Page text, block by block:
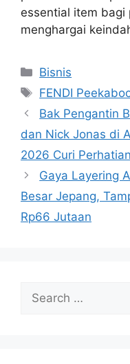
essential item bagi
menghargai
Categories
Bisnis
Tags
FENDI
Bak Pengantin
dan Nick Jonas di
2026 Curi Perhatian
Gaya Layering
Besar Jepang,
Rp66 Jutaan
for: